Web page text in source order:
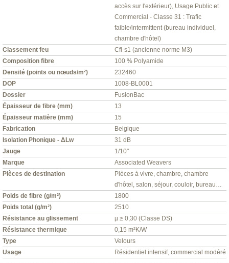
accès sur l'extérieur), Usage Public et
Commercial - Classe 31 : Trafic
faible/intermittent (bureau individuel,
chambre d'hôtel)
Classement feu
Cfl-s1 (ancienne norme M3)
Composition fibre
100 % Polyamide
Densité (points ou nœuds/m²)
232460
DOP
1008-BL0001
Dossier
FusionBac
Épaisseur de fibre (mm)
13
Épaisseur matière (mm)
15
Fabrication
Belgique
Isolation Phonique - ΔLw
31 dB
Jauge
1/10"
Marque
Associated Weavers
Pièces de destination
Pièces à vivre, chambre, chambre
d'hôtel, salon, séjour, couloir, bureau…
Poids de fibre (g/m²)
1800
Poids total (g/m²)
2510
Résistance au glissement
µ ≥ 0,30 (Classe DS)
Résistance thermique
0,15 m²K/W
Type
Velours
Usage
Résidentiel intensif, commercial modéré